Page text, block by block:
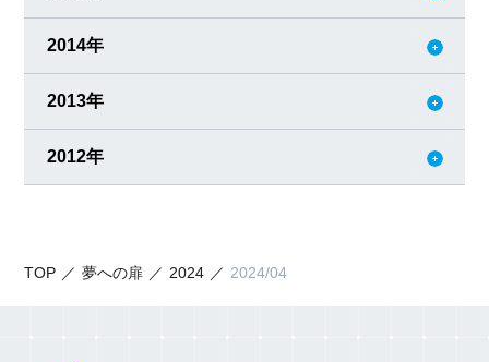
2014年
2013年
2012年
TOP 夢への扉 2024 2024/04